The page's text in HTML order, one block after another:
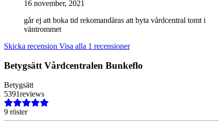
16 november, 2021
går ej att boka tid rekomandäras att byta vårdcentral tomt i
väntrommet
Skicka recension Visa alla 1 recensioner
Betygsätt Vårdcentralen Bunkeflo
Betygsätt
5391reviews
9 röster